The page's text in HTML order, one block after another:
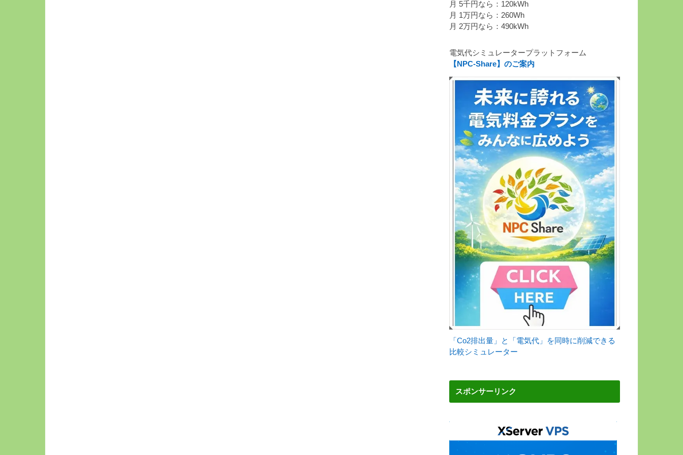
月 5千円なら：120kWh
月 1万円なら：260Wh
月 2万円なら：490kWh
電気代シミュレータープラットフォーム
【NPC-Share】のご案内
「Co2排出量」と「電気代」を同時に削減できる
比較シミュレーター
スポンサーリンク